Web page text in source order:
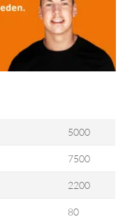
5000
7500
2200
80